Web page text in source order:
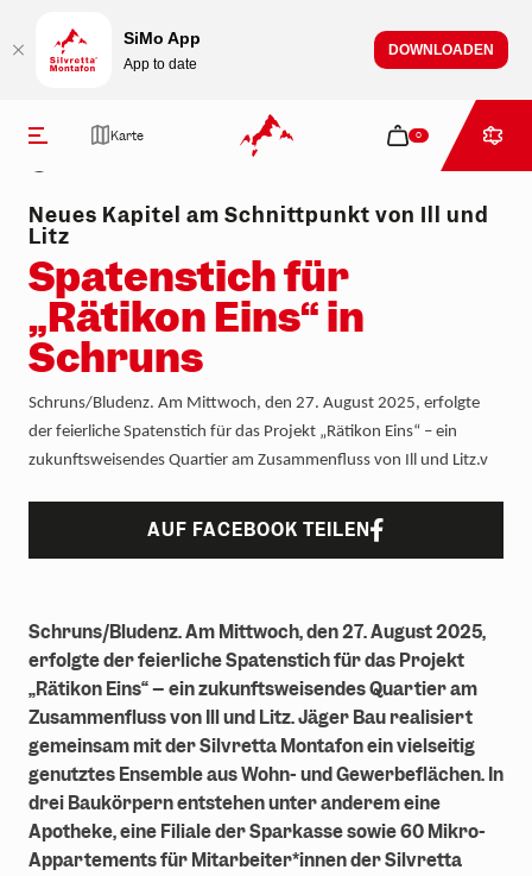
SiMo App
App to date
DOWNLOADEN
zum Inhalt springen
Inhaltsübersicht
zur Navigation springen
Karte 0
Tickets
Sommer
Winter
Aktivitäten
Wandern
Biken
Erlebniswelten
Ski & Snowboard
Rodeln
Winterwandern
Events & Erlebnisse
Alle Events
Alle Bergerlebnisse
Kulinarik
Berghütten
Kulinarik im Tal
Info & Service
Geöffnete Anlagen
Öffnungszeiten
Partnerhotels
Karriere
Mittwoch, 27. August 2025
Neues Kapitel am Schnittpunkt von Ill und
Litz
Spatenstich für
„Rätikon Eins“ in
Schruns
Schruns/Bludenz. Am Mittwoch, den 27. August 2025, erfolgte
der feierliche Spatenstich für das Projekt „Rätikon Eins“ – ein
zukunftsweisendes Quartier am Zusammenfluss von Ill und Litz.v
AUF FACEBOOK TEILEN
Schruns/Bludenz.Am Mittwoch, den 27. August 2025,
erfolgte der feierliche Spatenstich für das Projekt
„Rätikon Eins“ – ein zukunftsweisendes Quartier am
Zusammenfluss von Ill und Litz. Jäger Bau realisiert
gemeinsam mit der Silvretta Montafon ein vielseitig
genutztes Ensemble aus Wohn- und Gewerbeflächen. In
drei Baukörpern entstehen unter anderem eine
Apotheke, eine Filiale der Sparkasse sowie 60 Mikro-
Appartements für Mitarbeiter*innen der Silvretta